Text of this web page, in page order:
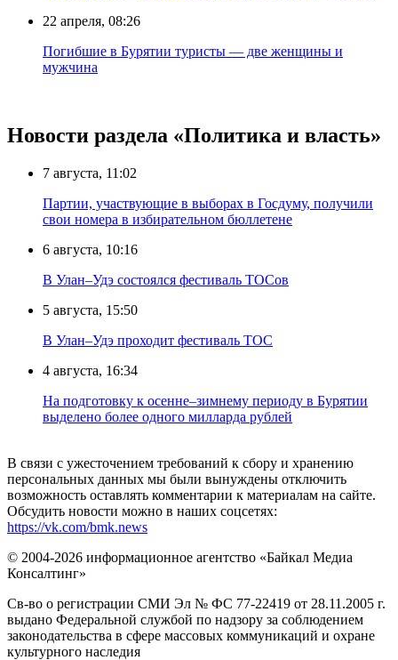
22 апреля, 08:26
Погибшие в Бурятии туристы — две женщины и
мужчина
Новости раздела «Политика и власть»
7 августа, 11:02
Партии, участвующие в выборах в Госдуму, получили
свои номера в избирательном бюллетене
6 августа, 10:16
В Улан–Удэ состоялся фестиваль ТОСов
5 августа, 15:50
В Улан–Удэ проходит фестиваль ТОС
4 августа, 16:34
На подготовку к осенне–зимнему периоду в Бурятии
выделено более одного милларда рублей
В связи с ужесточением требований к сбору и хранению
персональных данных мы были вынуждены отключить
возможность оставлять комментарии к материалам на сайте.
Обсудить новости можно в наших соцсетях:
https://vk.com/bmk.news
© 2004-2026 информационное агентство «Байкал Медиа
Консалтинг»
Св-во о регистрации СМИ Эл № ФС 77-22419 от 28.11.2005 г.
выдано Федеральной службой по надзору за соблюдением
законодательства в сфере массовых коммуникаций и охране
культурного наследия